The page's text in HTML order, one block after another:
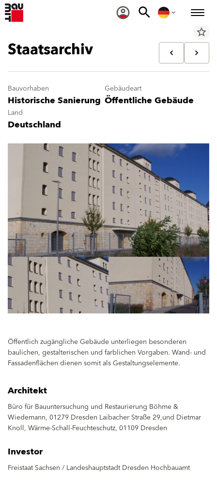
star_border
Staatsarchiv
Bauvorhaben
Historische Sanierung
Gebäudeart
Öffentliche Gebäude
Land
Deutschland
Öffentlich zugängliche Gebäude unterliegen besonderen
baulichen, gestalterischen und farblichen Vorgaben. Wand- und
Fassadenflächen dienen somit als Gestaltungselemente.
Architekt
Büro für Bauuntersuchung und Restaurierung Böhme &
Wiedemann, 01279 Dresden Laibacher Straße 29,und Dietmar
Knoll, Wärme-Schall-Feuchteschutz, 01109 Dresden
Investor
Freistaat Sachsen / Landeshauptstadt Dresden Hochbauamt